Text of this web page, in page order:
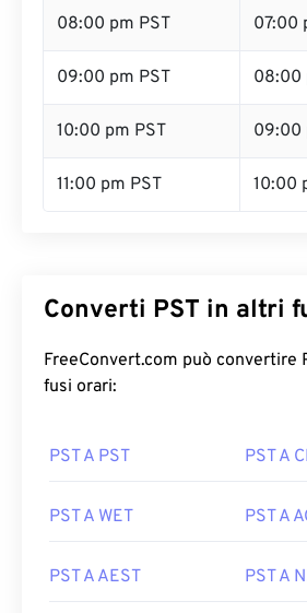
08:00 pm PST 07:00
09:00 pm PST 08:00
10:00 pm PST 09:00
11:00 pm PST 10:00
Converti PST in altri
FreeConvert.com può convertire
fusi orari:
PST A PST PST A
PST A WET PST A
PST A AEST PST A